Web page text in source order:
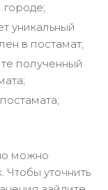
уникальный
в постамат;
полученный
можно
Чтобы уточнить